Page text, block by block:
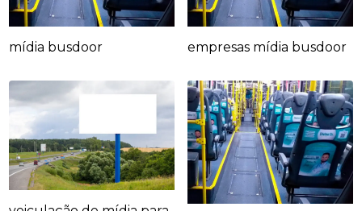
mídia busdoor empresas mídia busdoor